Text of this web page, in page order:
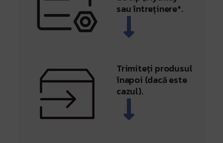
sau întreținere*.
Trimiteți produsul
înapoi (dacă este
cazul).